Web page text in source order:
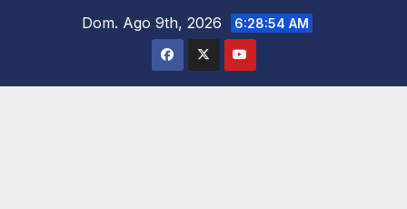
Dom. Ago 9th, 2026 6:28:56 AM